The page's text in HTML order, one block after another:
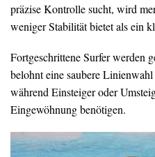
präzise Kontrolle sucht, wird
weniger Stabilität bietet als ein
Fortgeschrittene Surfer werden
belohnt eine saubere
während Einsteiger oder
Eingewöhnung benötigen.